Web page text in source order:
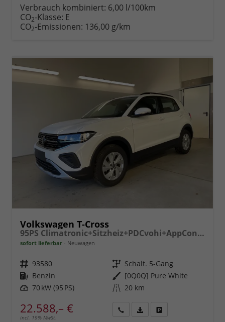
anfordern
Datei,
Verbrauch kombiniert: 6,00 l/100km
CO2-Klasse: E
CO2-Emissionen: 136,00 g/km
Volkswagen T-Cross
95PS Climatronic+Sitzheiz+PDCvohi+AppConnect+Side+TravelAssist+ACC
sofort lieferbar Neuwagen
Fahrzeugnr. 93580 Getriebe Schalt. 5-Gang
Kraftstoff Benzin Außenfarbe [0Q0Q] Pure White
Leistung 70 kW (95 PS) Kilometerstand 20 km
22.588,– €
incl. 19% MwSt.